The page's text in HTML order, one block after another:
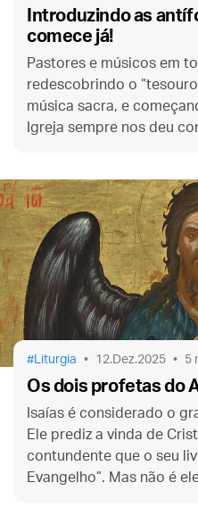
Introduzindo as
comece já!
Pastores e músicos em
redescobrindo o
música sacra, e
Igreja sempre nos deu
Liturgia 12.Dez.2025 5
Os dois profetas do
Isaías é considerado o
Ele prediz a vinda de
contundente que o seu
Evangelho”. Mas não é